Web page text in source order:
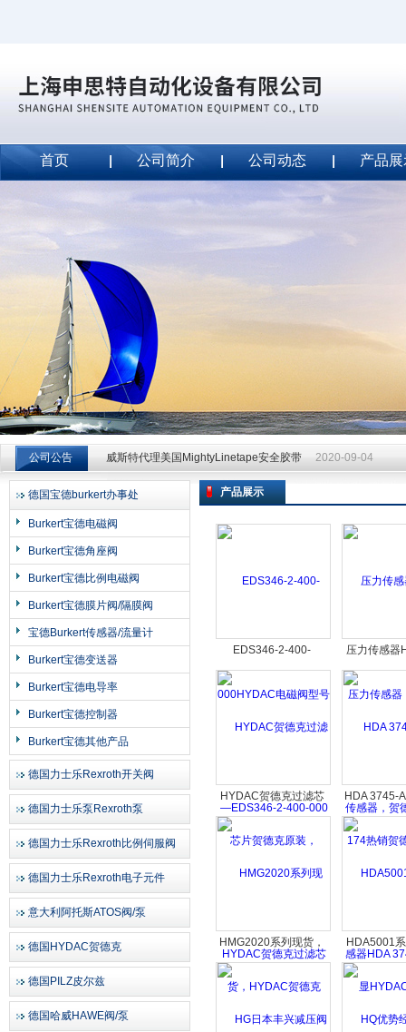
上海申思特自动化设备有限公司
首页 公司简介 公司动态 产品
公司公告
威斯特代理美国MightyLinetape安全胶带 2020-09-04
威斯特代理美国MightyLinetape安全胶带
德国宝德burkert办事处
Burkert宝德电磁阀
Burkert宝德角座阀
Burkert宝德比例电磁阀
Burkert宝德膜片阀/隔膜阀
宝德Burkert传感器/流量计
Burkert宝德变送器
Burkert宝德电导率
Burkert宝德控制器
Burkert宝德其他产品
德国力士乐Rexroth开关阀
德国力士乐泵Rexroth泵
德国力士乐Rexroth比例伺服阀
德国力士乐Rexroth电子元件
意大利阿托斯ATOS阀/泵
德国HYDAC贺德克
德国PILZ皮尔兹
德国哈威HAWE阀/泵
产品展示
EDS346-2-400-
000HYDAC电磁阀型号
—EDS346-2-400-000
压力传感器
力传感器，
感器，贺
HYDAC贺德克过滤芯
片贺德克原装，
HYDAC贺德克过滤芯
HDA 3745-
热销贺德克
HDA 3745-
HMG2020系列现货，
HYDAC贺德克
HMG2020系列手持式
HDA5001
HYDAC
HDA5001